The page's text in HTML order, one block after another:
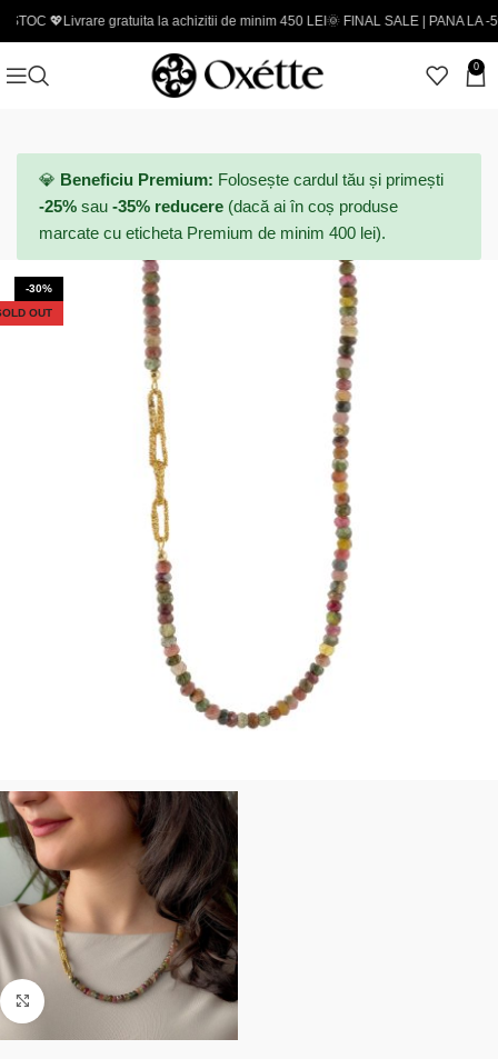
gratuita la achizitii de minim 450 LEI🌞 FINAL SALE | PANA LA -50% -
0
💎 Beneficiu Premium: Folosește cardul tău și primești
-25% sau -35% reducere (dacă ai în coș produse
marcate cu eticheta Premium de minim 400 lei).
-30%
OUT
Click to enlarge